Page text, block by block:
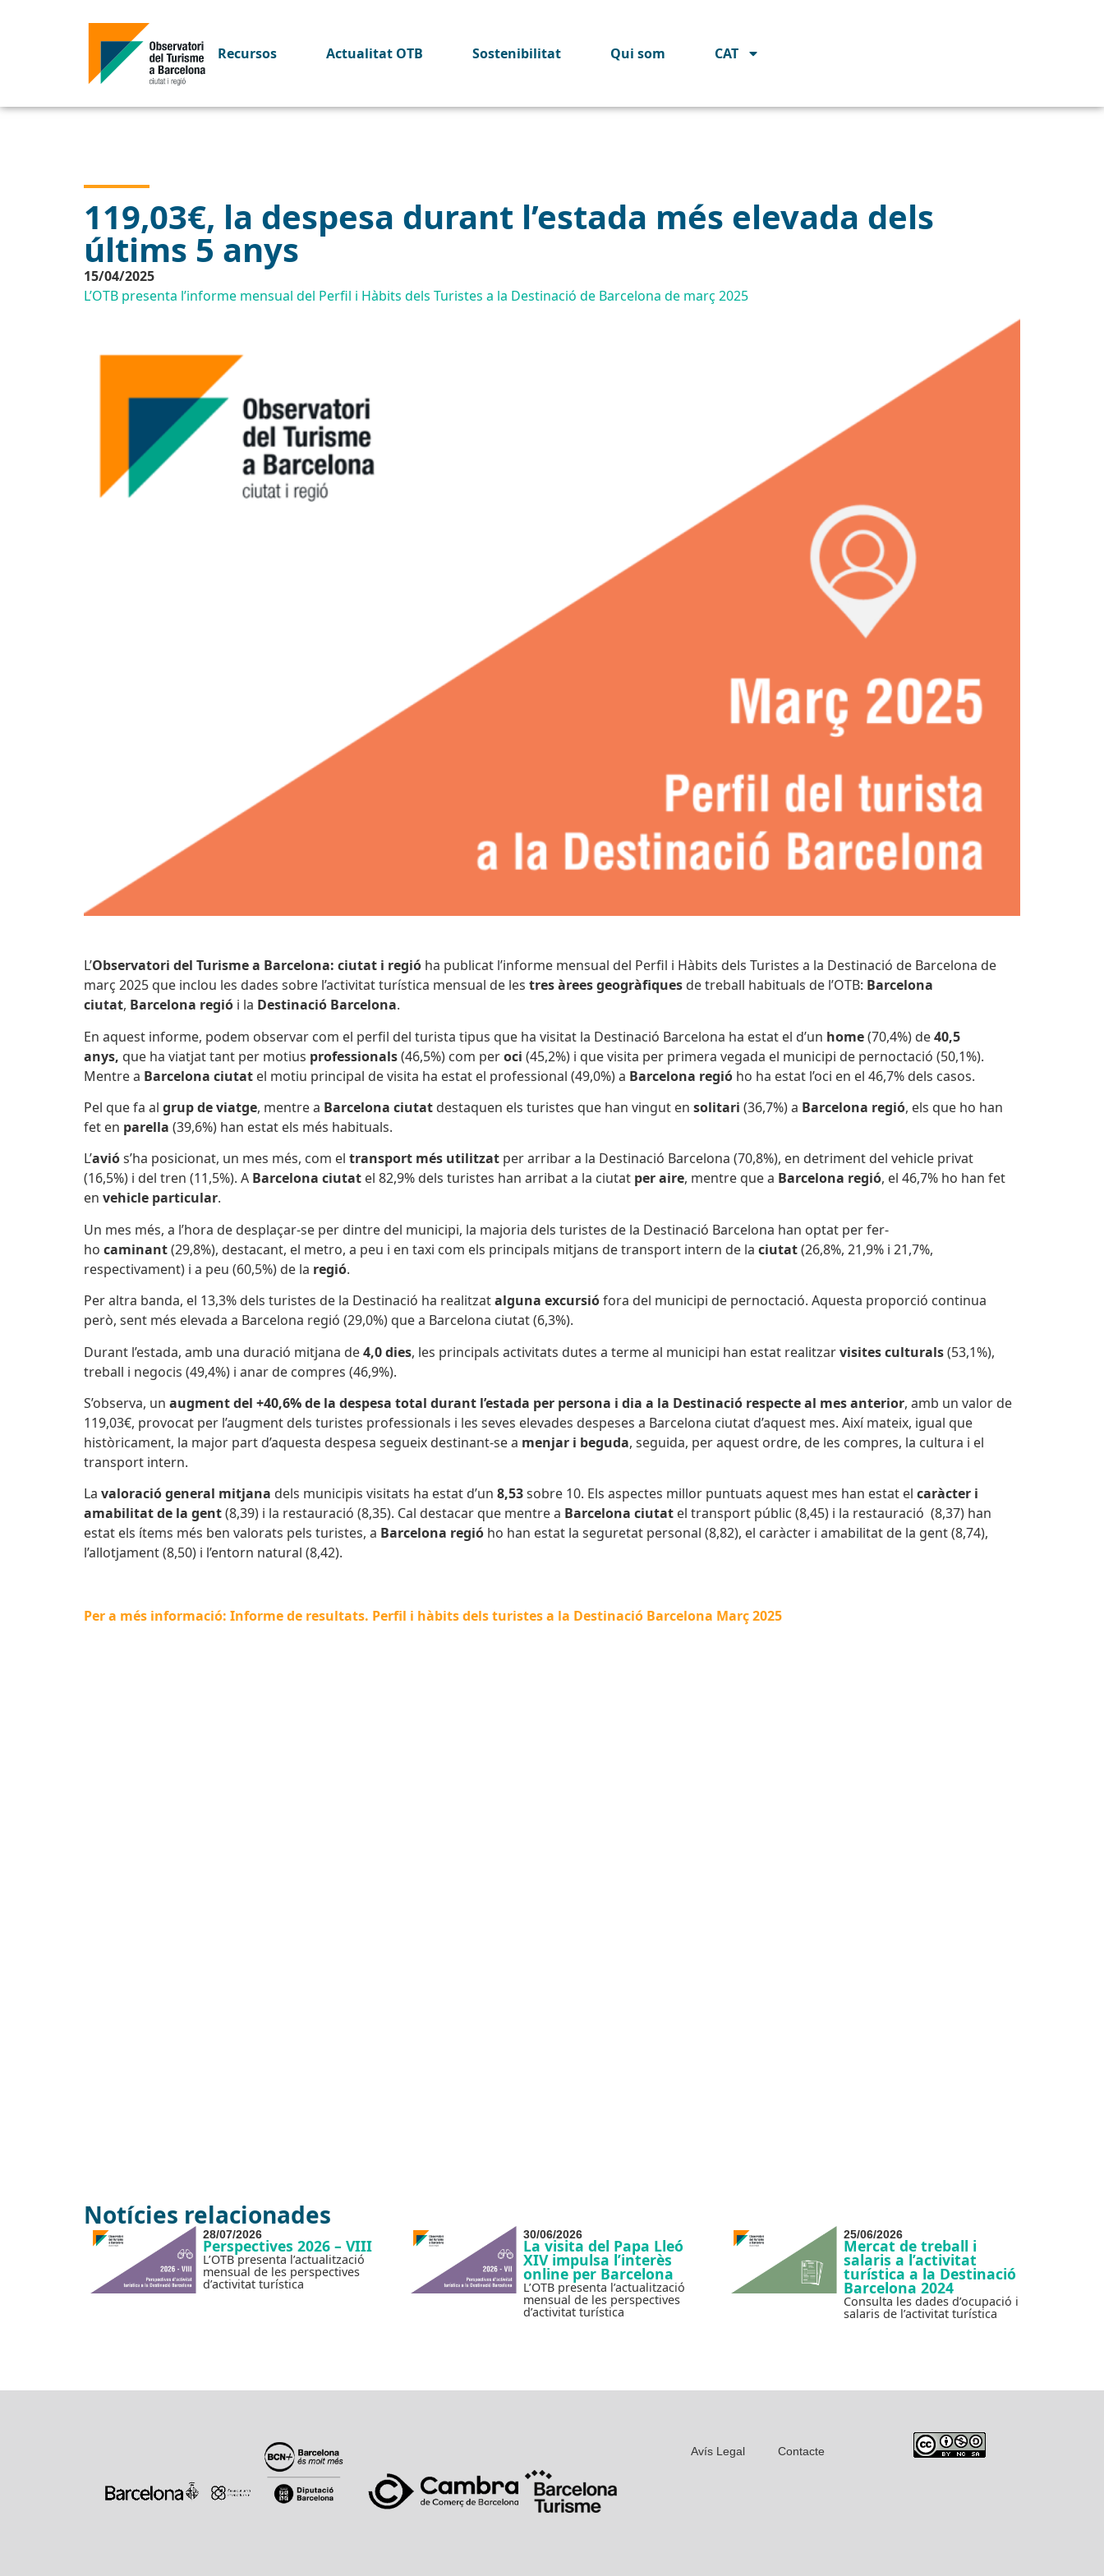
Recursos Actualitat OTB Sostenibilitat Qui som CAT
119,03€, la despesa durant l’estada més elevada dels
últims 5 anys
15/04/2025
L’OTB presenta l’informe mensual del Perfil i Hàbits dels Turistes a la Destinació de Barcelona de març 2025
L’Observatori del Turisme a Barcelona: ciutat i regió ha publicat l’informe mensual del Perfil i Hàbits dels Turistes a la Destinació de Barcelona de
març 2025 que inclou les dades sobre l’activitat turística mensual de les tres àrees geogràfiques de treball habituals de l’OTB: Barcelona
ciutat, Barcelona regió i la Destinació Barcelona.
En aquest informe, podem observar com el perfil del turista tipus que ha visitat la Destinació Barcelona ha estat el d’un home(70,4%) de40,5
anys, que ha viatjat tant per motius professionals(46,5%) com peroci (45,2%) i que visita per primera vegada el municipi de pernoctació (50,1%).
Mentre a Barcelona ciutat el motiu principal de visita ha estat el professional (49,0%) a Barcelona regió ho ha estat l’oci en el 46,7% dels casos.
Pel que fa al grup de viatge, mentre a Barcelona ciutat destaquen els turistes que han vingut en solitari (36,7%) a Barcelona regió, els que ho han
fet en parella (39,6%) han estat els més habituals.
L’aviós’ha posicionat, un mes més, com el transport més utilitzat per arribar a la Destinació Barcelona (70,8%), en detriment del vehicle privat
(16,5%) i del tren (11,5%). A Barcelona ciutat el 82,9% dels turistes han arribat a la ciutat per aire, mentre que a Barcelona regió, el 46,7% ho han fet
en vehicle particular.
Un mes més, a l’hora de desplaçar-se per dintre del municipi, la majoria dels turistes de la Destinació Barcelona han optat per fer-
ho caminant(29,8%), destacant, el metro, a peu i en taxi com els principals mitjans de transport intern de la ciutat(26,8%, 21,9% i 21,7%,
respectivament) i a peu (60,5%) de la regió.
Per altra banda, el 13,3% dels turistes de la Destinació ha realitzatalguna excursiófora del municipi de pernoctació. Aquesta proporció continua
però, sent més elevada a Barcelona regió (29,0%) que a Barcelona ciutat (6,3%).
Durant l’estada, amb una duració mitjana de4,0 dies, les principals activitats dutes a terme al municipi han estat realitzarvisites culturals(53,1%),
treball i negocis (49,4%) i anar de compres (46,9%).
S’observa, un augmentdel +40,6% de la despesa total durant l’estada per persona i dia a la Destinació respecte al mes anterior, amb un valor de
119,03€, provocat per l’augment dels turistes professionals i les seves elevades despeses a Barcelona ciutat d’aquest mes. Així mateix, igual que
històricament, la major part d’aquesta despesa segueix destinant-se a menjar i beguda, seguida, per aquest ordre, de les compres, la cultura i el
transport intern.
La valoració general mitjana dels municipis visitats ha estat d’un 8,53sobre 10. Els aspectes millor puntuats aquest mes han estat el caràcter i
amabilitat de la gent(8,39) i la restauració (8,35). Cal destacar que mentre a Barcelona ciutat el transport públic (8,45) i la restauració (8,37) han
estat els ítems més ben valorats pels turistes, a Barcelona regió ho han estat la seguretat personal (8,82), el caràcter i amabilitat de la gent (8,74),
l’allotjament (8,50) i l’entorn natural (8,42).
Per a més informació: Informe de resultats. Perfil i hàbits dels turistes a la Destinació Barcelona Març 2025
Notícies relacionades
28/07/2026
Perspectives 2026 – VIII
L’OTB presenta l’actualització
mensual de les perspectives
d’activitat turística
30/06/2026
La visita del Papa Lleó
XIV impulsa l’interès
online per Barcelona
L’OTB presenta l’actualització
mensual de les perspectives
d’activitat turística
25/06/2026
Mercat de treball i
salaris a l’activitat
turística a la Destinació
Barcelona 2024
Consulta les dades d’ocupació i
salaris de l’activitat turística
Avís Legal Contacte